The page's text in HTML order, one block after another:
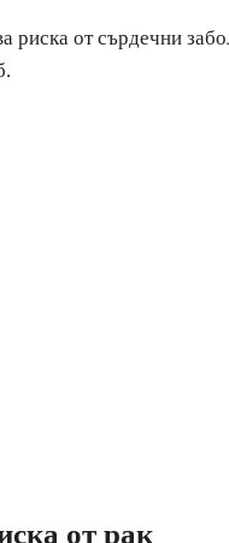
риска от сърдечни
от рак